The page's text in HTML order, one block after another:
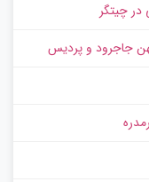
در چیتگر
جاجرود و پردیس